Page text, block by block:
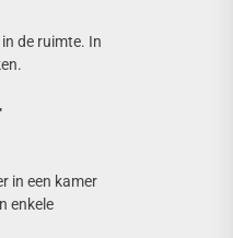
de ruimte. In
in een kamer
enkele